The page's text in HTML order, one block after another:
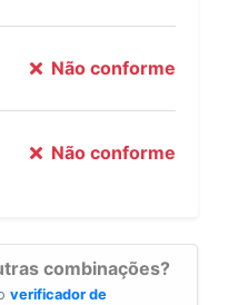
Não conforme
Não conforme
combinações?
verificador de